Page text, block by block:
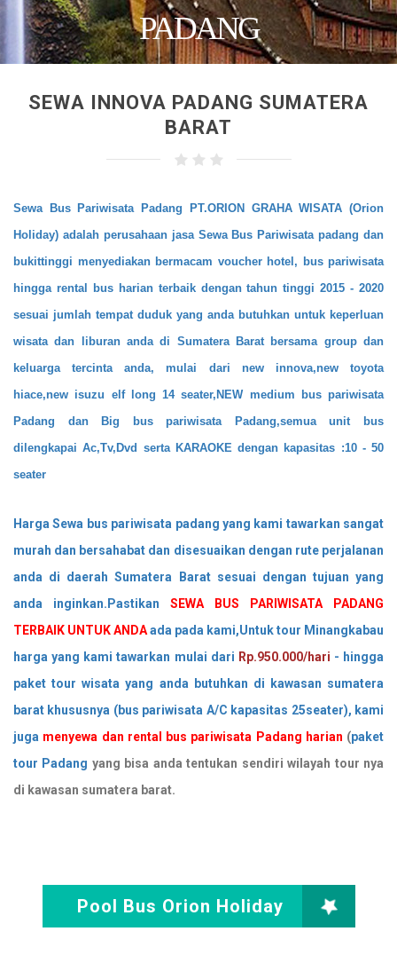
PADANG
SEWA INNOVA PADANG SUMATERA
BARAT
Sewa Bus Pariwisata Padang PT.ORION GRAHA WISATA (Orion
Holiday) adalah perusahaan jasa Sewa Bus Pariwisata padang dan
bukittinggi menyediakan bermacam voucher hotel, bus pariwisata
hingga rental bus harian terbaik dengan tahun tinggi 2015 - 2020
sesuai jumlah tempat duduk yang anda butuhkan untuk keperluan
wisata dan liburan anda di Sumatera Barat bersama group dan
keluarga tercinta anda, mulai dari new innova,new toyota
hiace,new isuzu elf long 14 seater,NEW medium bus pariwisata
Padang dan Big bus pariwisata Padang,semua unit bus
dilengkapai Ac,Tv,Dvd serta KARAOKE dengan kapasitas :10 - 50
seater
Harga Sewa bus pariwisata padang yang kami tawarkan sangat
murah dan bersahabat dan disesuaikan dengan rute perjalanan
anda di daerah Sumatera Barat sesuai dengan tujuan yang
anda inginkan.Pastikan SEWA BUS PARIWISATA PADANG
TERBAIK UNTUK ANDAada pada kami,Untuk tour Minangkabau
harga yang kami tawarkan mulai dari Rp.950.000/hari - hingga
paket tour wisata yang anda butuhkan di kawasan sumatera
barat khususnya (bus pariwisata A/C kapasitas 25seater), kami
juga menyewa dan rental bus pariwisata Padang harian (paket
tour Padang yang bisa anda tentukan sendiri wilayah tour nya
di kawasan sumatera barat.
Pool Bus Orion Holiday